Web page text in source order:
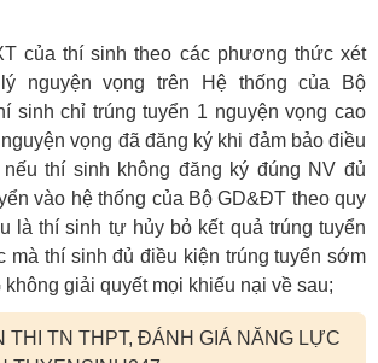
của thí sinh theo các phương thức xét
nguyện vọng trên Hệ thống của Bộ
sinh chỉ trúng tuyển 1 nguyện vọng cao
vọng đã đăng ký khi đảm bảo điều
nếu thí sinh không đăng ký đúng NV đủ
vào hệ thống của Bộ GD&ĐT theo quy
là thí sinh tự hủy bỏ kết quả trúng tuyển
mà thí sinh đủ điều kiện trúng tuyển sớm
giải quyết mọi khiếu nại về sau;
THI TN THPT, ĐÁNH GIÁ NĂNG LỰC